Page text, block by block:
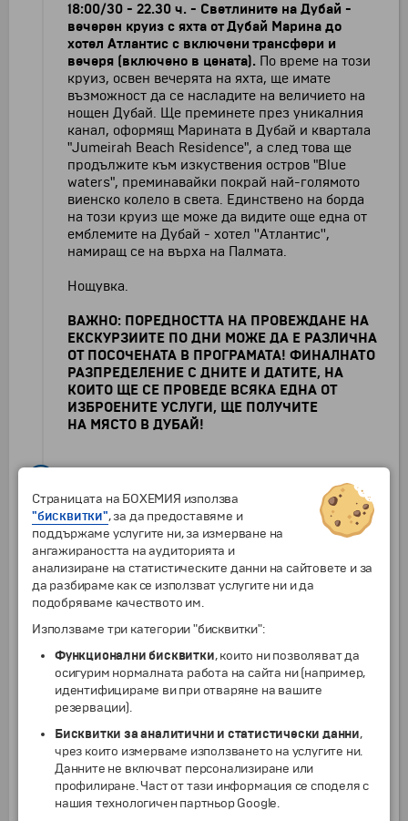
18:00/30 - 22.30 ч. - Светлините на Дубай -
вечерен круиз с яхта от Дубай Марина до
хотел Атлантис с включени трансфери и
вечеря (включено в цената). По време на този
круиз, освен вечерята на яхта, ще имате
възможност да се насладите на величието на
нощен Дубай. Ще преминете през уникалния
канал, оформящ Марината в Дубай и квартала
"Jumeirah Beach Residence", а след това ще
продължите към изкуствения остров "Blue
waters", преминавайки покрай най-голямото
виенско колело в света. Единствено на борда
на този круиз ще може да видите още една от
емблемите на Дубай - хотел ''Атлантис'',
намиращ се на върха на Палмата.
Нощувка.
ВАЖНО: ПОРЕДНОСТТА НА ПРОВЕЖДАНЕ НА
ЕКСКУРЗИИТЕ ПО ДНИ МОЖЕ ДА Е РАЗЛИЧНА
ОТ ПОСОЧЕНАТА В ПРОГРАМАТА! ФИНАЛНАТО
РАЗПРЕДЕЛЕНИЕ С ДНИТЕ И ДАТИТЕ, НА
КОИТО ЩЕ СЕ ПРОВЕДЕ ВСЯКА ЕДНА ОТ
ИЗБРОЕНИТЕ УСЛУГИ, ЩЕ ПОЛУЧИТЕ
НА МЯСТО В ДУБАЙ!
Закуска. Свободно време до обяд
илитуристическа програма по желание
(срещу доплащане):
09:00 - 12:00 ч. - Посещение наМагическите
градинис включен трансфер и входна
такса(Dubai Miracle Garden), омайващи със
своята красота и разнообразие. Градините са
от цветя. Тук ще имате възможност да видите
на едно място повече от 45 млн. цветя. Ще
имате и свободно време за разходка сред
цветните композиции, кафе и снимки.
Очаквано откриване 01.11.2023г.
15:00/30–21:30 ч. -Сафари с джипове в
червената пустиня с включена барбекю
вечеря и шоу програма в традиционен
Страницата на БОХЕМИЯ използва
"бисквитки", за да предоставяме и
поддържаме услугите ни, за измерване на
ангажираността на аудиторията и
анализиране на статистическите данни на сайтовете и за
да разбираме как се използват услугите ни и да
подобряваме качеството им.
Използваме три категории "бисквитки":
Функционални бисквитки, които ни позволяват да
осигурим нормалната работа на сайта ни (например,
идентифицираме ви при отваряне на вашите
резервации).
Бисквитки за аналитични и статистически данни,
чрез които измерваме използването на услугите ни.
Данните не включват персонализиране или
профилиране. Част от тази информация се споделя с
нашия технологичен партньор Google.